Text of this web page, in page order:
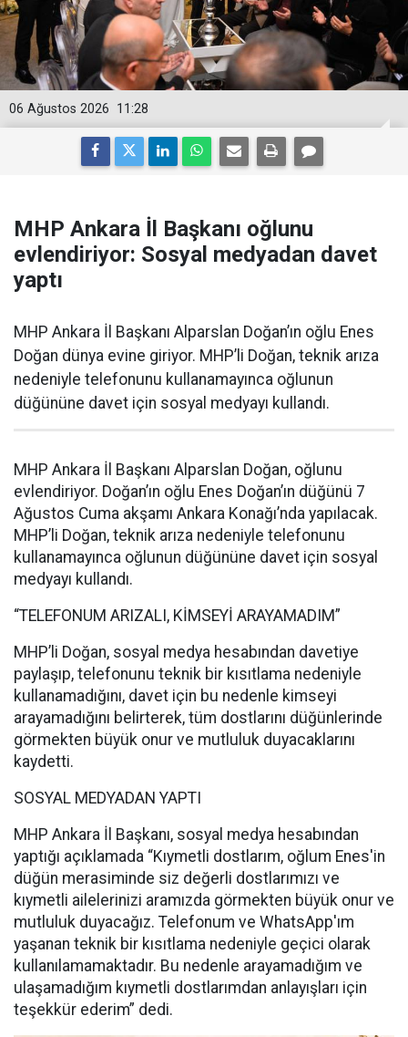
11:28
06 Ağustos 2026
MHP Ankara İl Başkanı oğlunu
evlendiriyor: Sosyal medyadan davet
yaptı
MHP Ankara İl Başkanı Alparslan Doğan’ın oğlu Enes
Doğan dünya evine giriyor. MHP’li Doğan, teknik arıza
nedeniyle telefonunu kullanamayınca oğlunun
düğününe davet için sosyal medyayı kullandı.
MHP Ankara İl Başkanı Alparslan Doğan, oğlunu
evlendiriyor. Doğan’ın oğlu Enes Doğan’ın düğünü 7
Ağustos Cuma akşamı Ankara Konağı’nda yapılacak.
MHP’li Doğan, teknik arıza nedeniyle telefonunu
kullanamayınca oğlunun düğününe davet için sosyal
medyayı kullandı.
“TELEFONUM ARIZALI, KİMSEYİ ARAYAMADIM”
MHP’li Doğan, sosyal medya hesabından davetiye
paylaşıp, telefonunu teknik bir kısıtlama nedeniyle
kullanamadığını, davet için bu nedenle kimseyi
arayamadığını belirterek, tüm dostlarını düğünlerinde
görmekten büyük onur ve mutluluk duyacaklarını
kaydetti.
SOSYAL MEDYADAN YAPTI
MHP Ankara İl Başkanı, sosyal medya hesabından
yaptığı açıklamada “Kıymetli dostlarım, oğlum Enes'in
düğün merasiminde siz değerli dostlarımızı ve
kıymetli ailelerinizi aramızda görmekten büyük onur ve
mutluluk duyacağız. Telefonum ve WhatsApp'ım
yaşanan teknik bir kısıtlama nedeniyle geçici olarak
kullanılamamaktadır. Bu nedenle arayamadığım ve
ulaşamadığım kıymetli dostlarımdan anlayışları için
teşekkür ederim” dedi.